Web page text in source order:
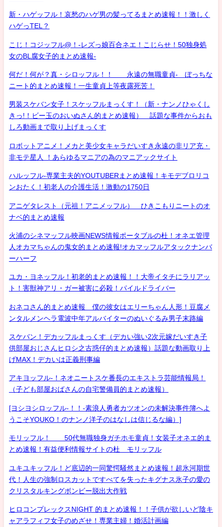
新・ハゲッフル！哀愁のハゲ男の髪ってるまとめ速報！！激しく
ハゲっTEL？
こじ！コジッフル@！-レズっ娘百合ネエ！こじらせ！50独身処
女のBL腐女子的まとめ速報-
何だ！何が？真・シロッフル！！ 永遠の無職童貞- ぼっちな
ニート的まとめ速報！一生童貞上等夜露死苦！
男装スケバン女子！スケッフルまっくす！（新・ナンノひゃくし
きっ!！ビー玉のおいぬさん的まとめ速報） 話題な事件からおも
しろ動画まで取り上げまっくす
ロボットアニメ！メカと美少女キャラだいすき永遠の非リア充・
非モテ星人 ！あらゆるマニアの為のマニアックサイト
ハルッフル-専業主夫的YOUTUBERまとめ速報！キモデブロリコ
ンおたく！初老人の介護生活！激動の1750日
アニゲタレスト（元祖！アニメッフル） ひきこもりニートのオ
ナベ的まとめ速報
火浦のシネマッフル映画NEWS情報ポータブルの杜！オネエ管理
人オカマちゃんの鬼女的まとめ速報!オカマッフルアタックナンバ
ーハーフ
ユカ・ヨネッフル！初老的まとめ速報！！大帝イタチにラリアッ
ト！害獣神アリ・ガー被害に必殺！パイルドライバー
おネコさん的まとめ速報 僕の彼女はエリーちゃん人形！豆腐メ
ンタルメンヘラ電波中年アルバイターのぬいぐるみ男子末路編
スケバン！デカッフルまっくす（デカい強い2次元嫁だいすき子
供部屋おじさんヒロシ之古惑仔的まとめ速報）話題な動画取り上
げMAX！デカいは正義刑事編
アキヨッフル-！ネオニートスケ番長のエキストラ芸能情報局！
（子ども部屋おばさんの自宅警備員的まとめ速報）
[ヨシヨシロッフル-！！-素浪人勇者カツオンの未解決事件簿へよ
うこそYOUKO！のナンノ洋子のはなしは信じるな編）]
モリッフル！ 50代無職独身ガチホモ童貞！女装子オネエ的ま
とめ速報！有益便利情報サイトの杜 モリッフル
ユキユキッフル！ど底辺的一同驚愕騒然まとめ速報！超氷河期世
代！人生の強制ロスカットですべてを失ったキグナス氷子の愛の
クリスタルキングボンビー脱出大作戦
ヒロコンプレックスNIGHT 的まとめ速報！！子供が欲しいど陰キ
ャアラフィフ女子のめざせ！専業主婦！婚活計画編